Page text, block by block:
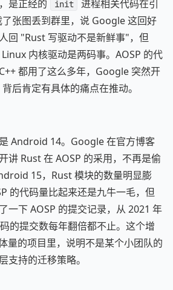
是正经的
init
进程相关代码在引
张图丢到群里，说 Google 这回好
回 "Rust 写驱动不是新鲜事"，但
内核驱动是两码事。AOSP 的代
都用了这么多年，Google 突然开
后肯定有具体的痛点在推动。
Android 14。Google 在官方博客
讲 Rust 在 AOSP 的采用，不再是偷
15，Rust 模块的数量明显膨
的代码量比起来还是九牛一毛，但
一下 AOSP 的提交记录，从 2021 年
的提交数每年翻倍都不止。这个增
量的项目里，说明不是某个小团队的
支持的迁移策略。